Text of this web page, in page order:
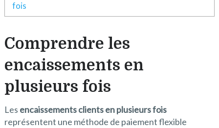
fois
Comprendre les
encaissements en
plusieurs fois
Les encaissements clients en plusieurs fois
représentent une méthode de paiement flexible